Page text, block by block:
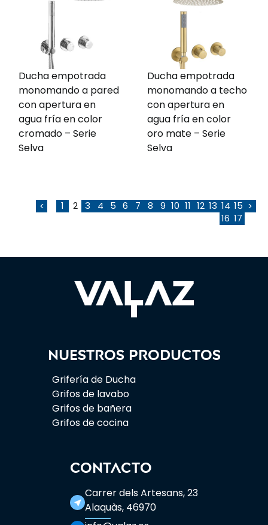
Ducha empotrada
monomando a pared
con apertura en
agua fría en color
cromado – Serie
Selva
Ducha empotrada
monomando a techo
con apertura en
agua fría en color
oro mate – Serie
Selva
< 1 2 3 4 5 6 7 8 9 10 11 12 13 14 15
16 17
>
Nuestros productos
Grifería de Ducha
Grifos de lavabo
Grifos de bañera
Grifos de cocina
CONTACTO
near_me
Carrer dels Artesans, 23
Alaquàs, 46970